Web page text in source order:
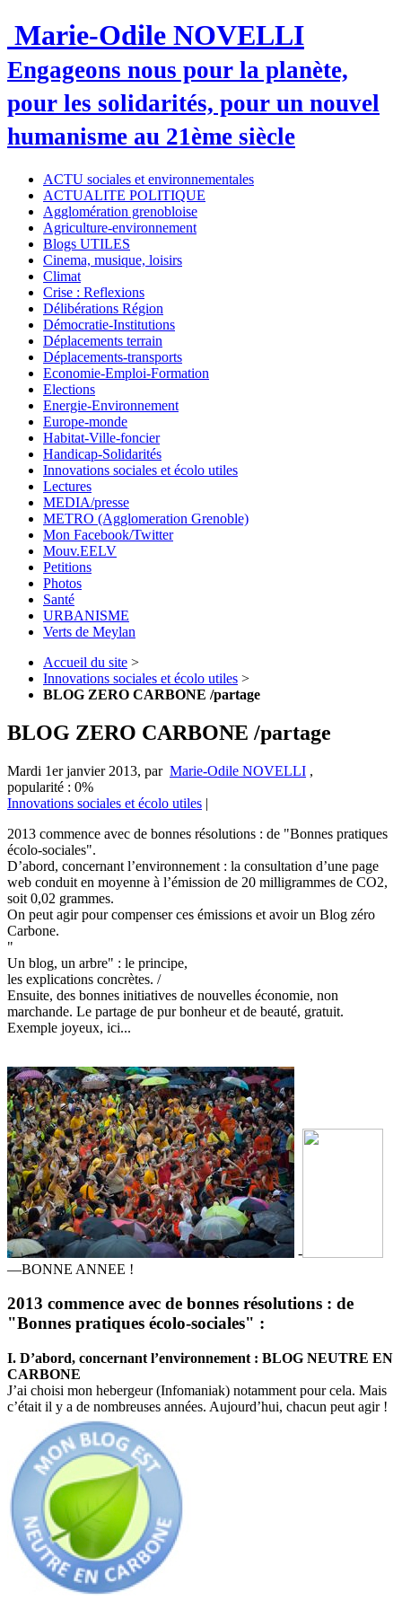
Marie-Odile NOVELLI
Engageons nous pour la planète,
pour les solidarités, pour un nouvel
humanisme au 21ème siècle
ACTU sociales et environnementales
ACTUALITE POLITIQUE
Agglomération grenobloise
Agriculture-environnement
Blogs UTILES
Cinema, musique, loisirs
Climat
Crise : Reflexions
Délibérations Région
Démocratie-Institutions
Déplacements terrain
Déplacements-transports
Economie-Emploi-Formation
Elections
Energie-Environnement
Europe-monde
Habitat-Ville-foncier
Handicap-Solidarités
Innovations sociales et écolo utiles
Lectures
MEDIA/presse
METRO (Agglomeration Grenoble)
Mon Facebook/Twitter
Mouv.EELV
Petitions
Photos
Santé
URBANISME
Verts de Meylan
Accueil du site >
Innovations sociales et écolo utiles >
BLOG ZERO CARBONE /partage
BLOG ZERO CARBONE /partage
Mardi 1er janvier 2013, par Marie-Odile NOVELLI ,
popularité : 0%
Innovations sociales et écolo utiles |
2013 commence avec de bonnes résolutions : de "Bonnes pratiques
écolo-sociales".
D’abord, concernant l’environnement : la consultation d’une page
web conduit en moyenne à l’émission de 20 milligrammes de CO2,
soit 0,02 grammes.
On peut agir pour compenser ces émissions et avoir un Blog zéro
Carbone.
"
Un blog, un arbre" : le principe,
les explications concrètes. /
Ensuite, des bonnes initiatives de nouvelles économie, non
marchande. Le partage de pur bonheur et de beauté, gratuit.
Exemple joyeux, ici...
-
—BONNE ANNEE !
2013 commence avec de bonnes résolutions : de
"Bonnes pratiques écolo-sociales" :
I. D’abord, concernant l’environnement : BLOG NEUTRE EN
CARBONE
J’ai choisi mon hebergeur (Infomaniak) notamment pour cela. Mais
c’était il y a de nombreuses années. Aujourd’hui, chacun peut agir !